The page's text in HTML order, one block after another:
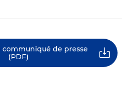
communiqué de presse
(PDF)